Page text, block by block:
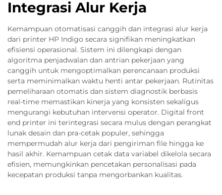
Integrasi Alur Kerja
Kemampuan otomatisasi canggih dan integrasi alur kerja
dari printer HP Indigo secara signifikan meningkatkan
efisiensi operasional. Sistem ini dilengkapi dengan
algoritma penjadwalan dan antrian pekerjaan yang
canggih untuk mengoptimalkan perencanaan produksi
serta meminimalkan waktu henti antar pekerjaan. Rutinitas
pemeliharaan otomatis dan sistem diagnostik berbasis
real-time memastikan kinerja yang konsisten sekaligus
mengurangi kebutuhan intervensi operator. Digital front
end printer ini terintegrasi secara mulus dengan perangkat
lunak desain dan pra-cetak populer, sehingga
mempermudah alur kerja dari pengiriman file hingga ke
hasil akhir. Kemampuan cetak data variabel dikelola secara
efisien, memungkinkan pencetakan personalisasi pada
kecepatan produksi tanpa mengorbankan kualitas.